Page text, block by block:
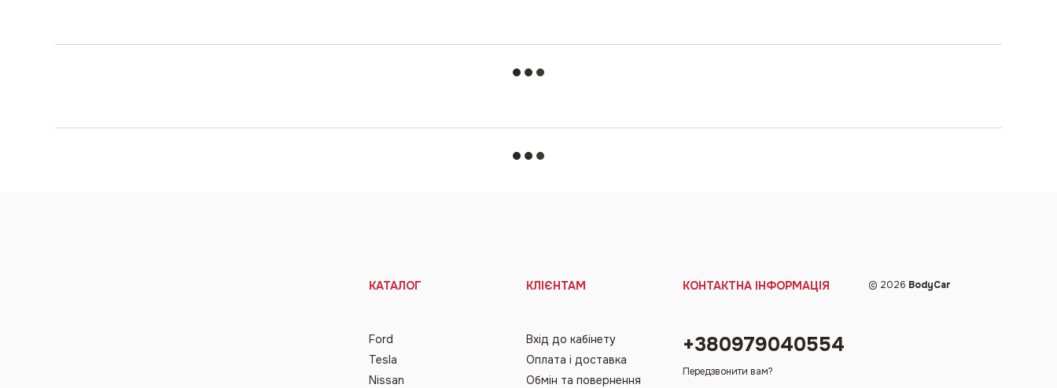
КАТАЛОГ
Ford
Tesla
Nissan
КЛІЄНТАМ
Вхід до кабінету
Оплата і доставка
Обмін та повернення
КОНТАКТНА ІНФОРМАЦІЯ
+380979040554
Передзвонити вам?
© 2026 BodyCar